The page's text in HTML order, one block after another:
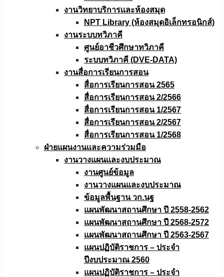
งานวิทยาบริการเเละห้องสมุด
NPT Library (ห้องสมุดอิเล็กทรอนิกส์)
งานระบบทวิภาคี
ศูนย์อาชีวศึกษาทวิภาคี
ระบบทวิภาคี (DVE-DATA)
งานสื่อการเรียนการสอน
สื่อการเรียนการสอน 2565
สื่อการเรียนการสอน 2/2566
สื่อการเรียนการสอน 1/2567
สื่อการเรียนการสอน 2/2567
สื่อการเรียนการสอน 1/2568
ฝ่ายแผนงานเเละความร่วมมือ
งานวางแผนเเละงบประมาณ
งานศูนย์ข้อมูล
งานวางแผนและงบประมาณ
ข้อมูลพื้นฐาน วก.นฐ
แผนพัฒนาสถานศึกษา ปี 2558-2562
แผนพัฒนาสถานศึกษา ปี 2568-2572
แผนพัฒนาสถานศึกษา ปี 2563-2567
แผนปฏิบัติราชการ – ประจำ
ปีงบประมาณ 2560
แผนปฏิบัติราชการ – ประจำ